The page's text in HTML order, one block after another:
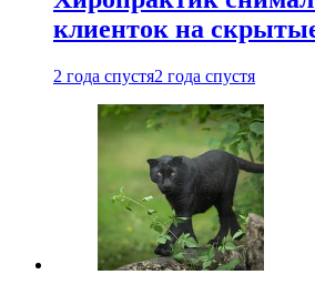
клиенток на
2 года спустя2 года спустя